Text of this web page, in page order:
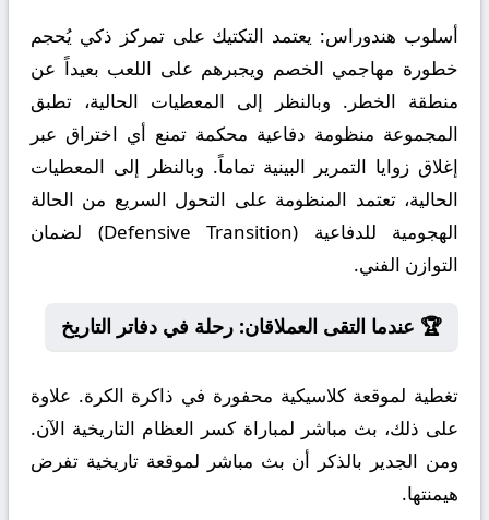
أسلوب هندوراس: يعتمد التكتيك على تمركز ذكي يُحجم
خطورة مهاجمي الخصم ويجبرهم على اللعب بعيداً عن
منطقة الخطر. وبالنظر إلى المعطيات الحالية، تطبق
المجموعة منظومة دفاعية محكمة تمنع أي اختراق عبر
إغلاق زوايا التمرير البينية تماماً. وبالنظر إلى المعطيات
الحالية، تعتمد المنظومة على التحول السريع من الحالة
الهجومية للدفاعية (Defensive Transition) لضمان
التوازن الفني.
🏆 عندما التقى العملاقان: رحلة في دفاتر التاريخ
تغطية لموقعة كلاسيكية محفورة في ذاكرة الكرة. علاوة
على ذلك، بث مباشر لمباراة كسر العظام التاريخية الآن.
ومن الجدير بالذكر أن بث مباشر لموقعة تاريخية تفرض
هيمنتها.